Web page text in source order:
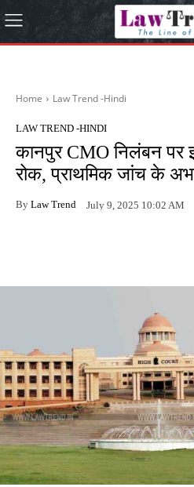
Home Law Trend -Hindi
LAW TREND -HINDI
कानपुर CMO निलंबन पर
रोक, प्राथमिक जांच के
By Law Trend July 9, 2025 10:02 AM